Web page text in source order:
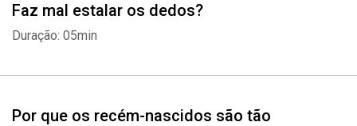
Faz mal estalar os dedos?
Duração: 05min
Por que os recém-nascidos são tão